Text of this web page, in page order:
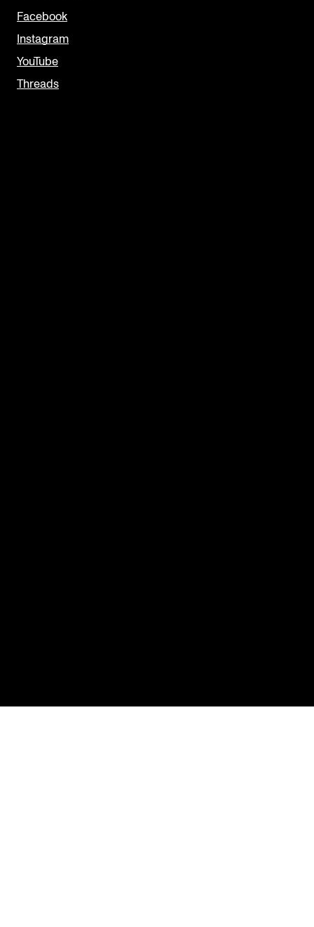
Facebook
Instagram
YouTube
Threads